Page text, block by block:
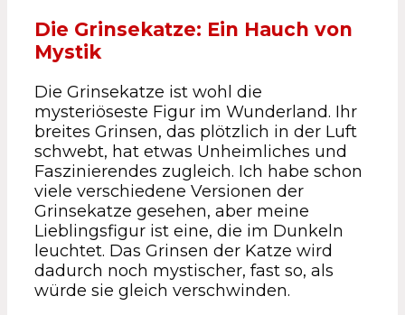
Die Grinsekatze: Ein Hauch von
Mystik
Die Grinsekatze ist wohl die
mysteriöseste Figur im Wunderland. Ihr
breites Grinsen, das plötzlich in der Luft
schwebt, hat etwas Unheimliches und
Faszinierendes zugleich. Ich habe schon
viele verschiedene Versionen der
Grinsekatze gesehen, aber meine
Lieblingsfigur ist eine, die im Dunkeln
leuchtet. Das Grinsen der Katze wird
dadurch noch mystischer, fast so, als
würde sie gleich verschwinden.